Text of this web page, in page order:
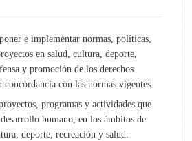
y Gestión Documentaria
e implementar normas, políticas,
en salud, cultura, deporte,
y promoción de los derechos
concordancia con las normas vigentes.
programas y actividades que
humano, en los ámbitos de
deporte, recreación y salud.